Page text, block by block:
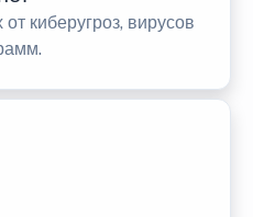
киберугроз, вирусов